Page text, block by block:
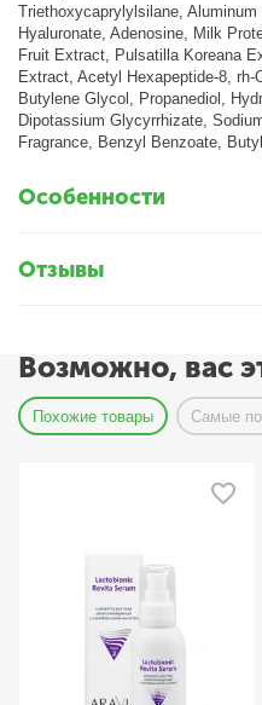
Triethoxycaprylylsilane,
Hyaluronate, Adenosine, Milk
Fruit Extract, Pulsatilla Koreana
Extract, Acetyl Hexapeptide-8,
Butylene Glycol, Propanediol,
Dipotassium Glycyrrhizate,
Fragrance, Benzyl Benzoate,
Особенности
Отзывы
Возможно, вас
Похожие товары Самые